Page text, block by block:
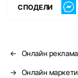
СПОДЕЛИ
← Онлайн реклама
→ Онлайн